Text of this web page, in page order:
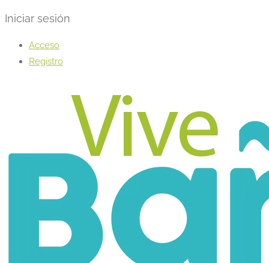
Iniciar sesión
Acceso
Registro